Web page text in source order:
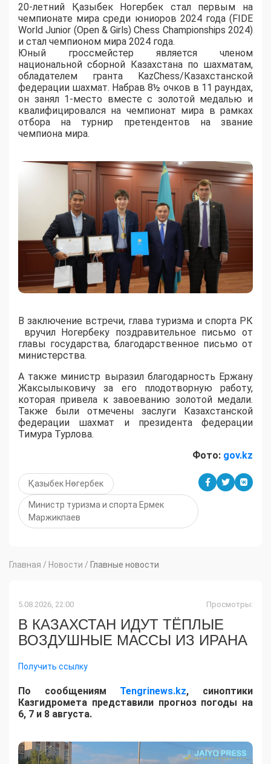
20-летний Қазыбек Ногербек стал первым на
чемпионате мира среди юниоров 2024 года (FIDE
World Junior (Open & Girls) Chess Championships 2024)
и стал чемпионом мира 2024 года.
Юный гроссмейстер является членом
национальной сборной Казахстана по шахматам,
обладателем гранта KazChess/Казахстанской
федерации шахмат. Набрав 8½ очков в 11 раундах,
он занял 1-место вместе с золотой медалью и
квалифицировался на чемпионат мира в рамках
отбора на турнир претендентов на звание
чемпиона мира.
В заключение встречи, глава туризма и спорта РК
вручил Ногербеку поздравительное письмо от
главы государства, благодарственное письмо от
министерства.
А также министр выразил благодарность Ержану
Жаксылыковичу за его плодотворную работу,
которая привела к завоеванию золотой медали.
Также были отмечены заслуги Казахстанской
федерации шахмат и президента федерации
Тимура Турлова.
Фото: gov.kz
Қазыбек Нөгербек
Министр туризма и спорта Ермек
Маржикпаев
Главная / Новости / Главные новости
5.08.2026, 22:00 Просмотры:
В КАЗАХСТАН ИДУТ ТЁПЛЫЕ
ВОЗДУШНЫЕ МАССЫ ИЗ ИРАНА
Получить ссылку
По сообщениям Tengrinews.kz, синоптики
Казгидромета представили прогноз погоды на
6, 7 и 8 августа.